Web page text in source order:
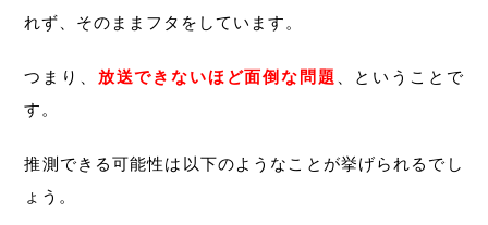
れず、そのままフタをしています。
つまり、 放送できないほど面倒な問題
、ということで
す。
推測できる可能性は以下のようなことが挙げられるでし
ょう。